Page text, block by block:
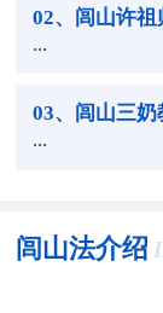
02、闾山许祖
...
03、闾山三
...
闾山法介绍